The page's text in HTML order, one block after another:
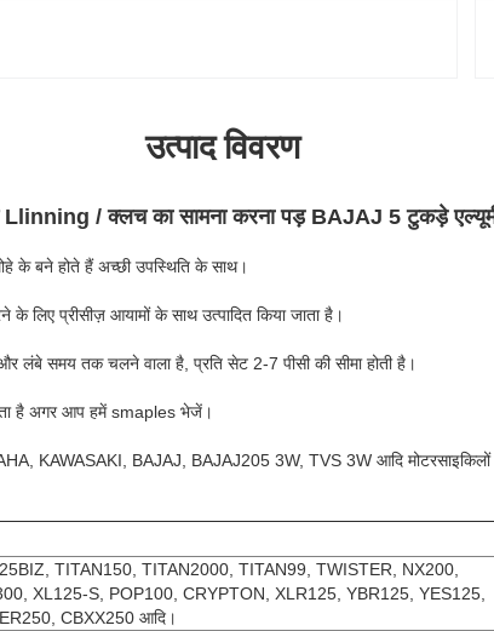
उत्पाद विवरण
Llinning / क्लच का सामना करना पड़ BAJAJ 5 टुकड़े
के बने होते हैं अच्छी उपस्थिति के साथ।
के लिए प्रीसीज़ आयामों के साथ उत्पादित किया जाता है।
लंबे समय तक चलने वाला है, प्रति सेट 2-7 पीसी की सीमा होती है।
है अगर आप हमें smaples भेजें।
KAWASAKI, BAJAJ, BAJAJ205 3W, TVS 3W आदि
TITAN150, TITAN2000, TITAN99, TWISTER, NX200,
XL125-S, POP100, CRYPTON, XLR125, YBR125, YES125,
CBXX250 आदि।